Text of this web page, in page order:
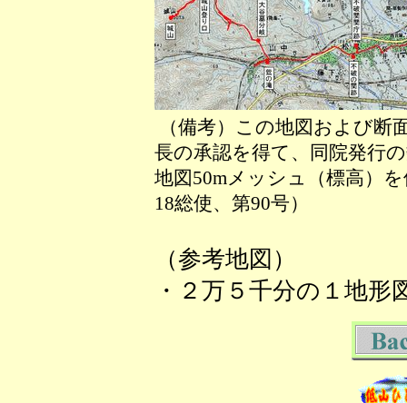
（備考）この地図および断
長の承認を得て、同院発行
地図50mメッシュ（標高）
18総使、第90号）
（参考地図）
・２万５千分の１地